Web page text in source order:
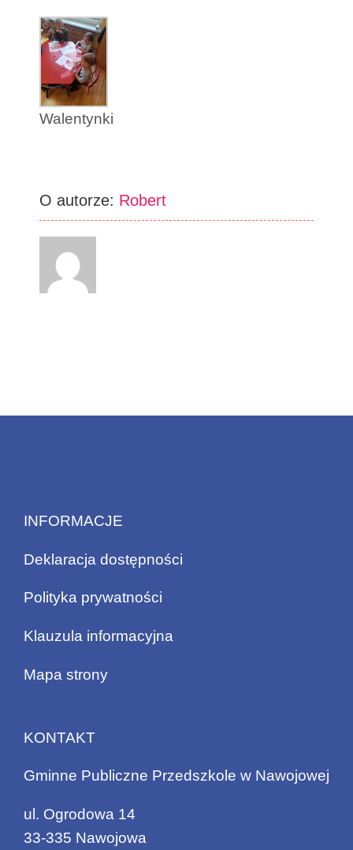
Walentynki
O autorze: Robert
INFORMACJE
Deklaracja dostępności
Polityka prywatności
Klauzula informacyjna
Mapa strony
KONTAKT
Gminne Publiczne Przedszkole w Nawojowej
ul. Ogrodowa 14
33-335 Nawojowa